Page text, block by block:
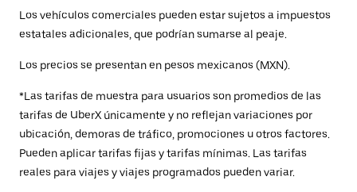
Los vehículos comerciales pueden estar sujetos a impuestos
estatales adicionales, que podrían sumarse al peaje.
Los precios se presentan en pesos mexicanos (MXN).
*Las tarifas de muestra para usuarios son promedios de las
tarifas de UberX únicamente y no reflejan variaciones por
ubicación, demoras de tráfico, promociones u otros factores.
Pueden aplicar tarifas fijas y tarifas mínimas. Las tarifas
reales para viajes y viajes programados pueden variar.